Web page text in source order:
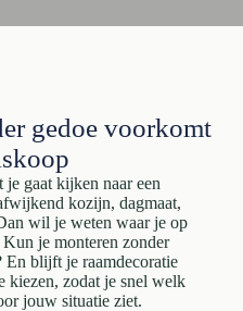
gedoe voorkomt
gaat kijken naar een
kozijn, dagmaat,
wil je weten waar je op
je monteren zonder
En blijft je raamdecoratie
kiezen, zodat je snel welk
jouw situatie ziet.